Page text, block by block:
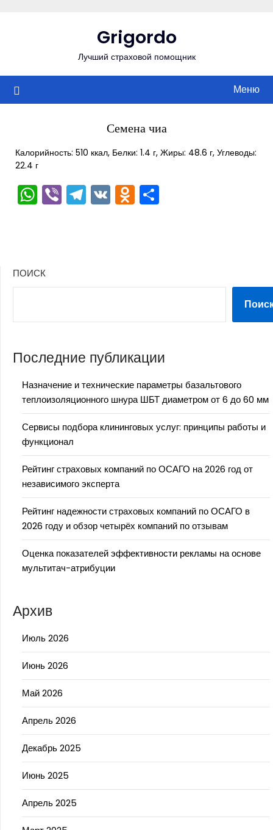
Grigordo
Лучший страховой помощник
Меню
Семена чиа
Калорийность: 510 ккал, Белки: 1.4 г, Жиры: 48.6 г, Углеводы:
22.4 г
WhatsApp
ViberTelegram
VKOdnoklassniki
ПОИСК
Последние публикации
Назначение и технические параметры базальтового
теплоизоляционного шнура ШБТ диаметром от 6 до 60 мм
Сервисы подбора клининговых услуг: принципы работы и
функционал
Рейтинг страховых компаний по ОСАГО на 2026 год от
независимого эксперта
Рейтинг надежности страховых компаний по ОСАГО в
2026 году и обзор четырёх компаний по отзывам
Оценка показателей эффективности рекламы на основе
мультитач-атрибуции
Архив
Июль 2026
Июнь 2026
Май 2026
Апрель 2026
Декабрь 2025
Июнь 2025
Апрель 2025